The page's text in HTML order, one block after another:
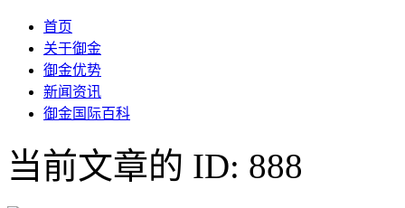
首页
关于御金
御金优势
新闻资讯
御金国际百科
当前文章的 ID: 888